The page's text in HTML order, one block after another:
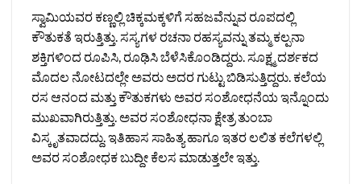
ಸ್ವಾಮಿಯವರ ಕಣ್ಣಲ್ಲಿ ಚಿಕ್ಕಮಕ್ಕಳಿಗೆ ಸಹಜವೆನ್ನುವ ರೂಪದಲ್ಲಿ
ಕೌತುಕತೆ ಇರುತ್ತಿತ್ತು. ಸಸ್ಯಗಳ ರಚನಾ ರಹಸ್ಯವನ್ನು ತಮ್ಮ ಕಲ್ಪನಾ
ಶಕ್ತಿಗಳಿಂದ ರೂಪಿಸಿ, ರೂಢಿಸಿ ಬೆಳೆಸಿಕೊಂಡಿದ್ದರು. ಸೂಕ್ಷ್ಮ ದರ್ಶಕದ
ಮೊದಲ ನೋಟದಲ್ಲೇ ಅವರು ಅದರ ಗುಟ್ಟು ಬಿಡಿಸುತ್ತಿದ್ದರು. ಕಲೆಯ
ರಸ ಆನಂದ ಮತ್ತು ಕೌತುಕಗಳು ಅವರ ಸಂಶೋಧನೆಯ ಇನ್ನೊಂದು
ಮುಖವಾಗಿರುತ್ತಿತ್ತು. ಅವರ ಸಂಶೋಧನಾ ಕ್ಷೇತ್ರ ತುಂಬಾ
ವಿಸ್ಕೃತವಾದದ್ದು. ಇತಿಹಾಸ ಸಾಹಿತ್ಯ ಹಾಗೂ ಇತರ ಲಲಿತ ಕಲೆಗಳಲ್ಲಿ
ಅವರ ಸಂಶೋಧಕ ಬುದ್ದೀ ಕೆಲಸ ಮಾಡುತ್ತಲೇ ಇತ್ತು.